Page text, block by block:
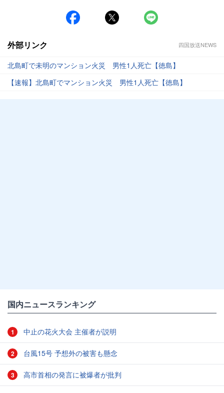
外部リンク 四国放送NEWS
北島町で未明のマンション火災 男性1人死亡【徳島】
【速報】北島町でマンション火災 男性1人死亡【徳島】
国内ニュースランキング
1 中止の花火大会 主催者が説明
2 台風15号 予想外の被害も懸念
3 高市首相の発言に被爆者が批判